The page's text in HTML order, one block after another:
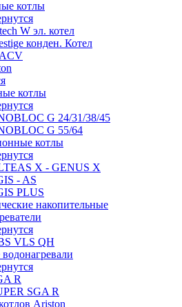
котлы
W эл. котел
конден. Котел
котлы
G 24/31/38/45
G 55/64
котлы
X - GENUS X
- AS
PLUS
накопительные
VLS QH
R
SGA R
Ariston